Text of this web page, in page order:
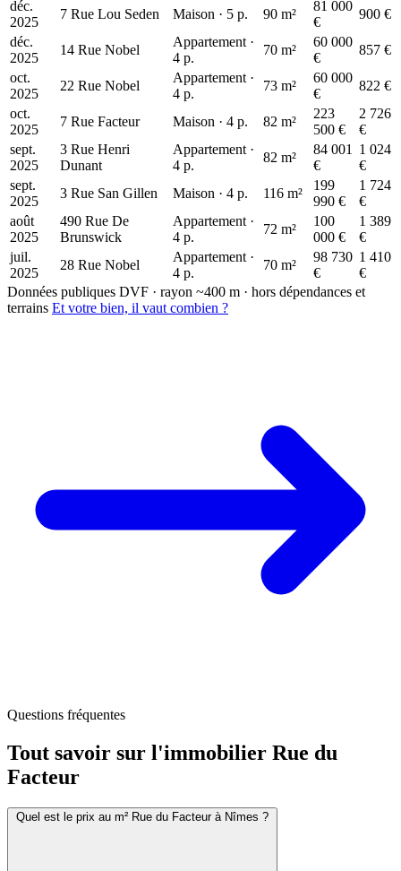
déc.
2025
7 Rue Lou Seden Maison · 5 p. 90 m²
81 000
€
900 €
déc.
2025
14 Rue Nobel
Appartement ·
4 p.
70 m²
60 000
€
857 €
oct.
2025
22 Rue Nobel
Appartement ·
4 p.
73 m²
60 000
€
822 €
oct.
2025
7 Rue Facteur Maison · 4 p. 82 m²
223
500 €
2 726
€
sept.
2025
3 Rue Henri
Dunant
Appartement ·
4 p.
82 m²
84 001
€
1 024
€
sept.
2025
3 Rue San Gillen Maison · 4 p. 116 m²
199
990 €
1 724
€
août
2025
490 Rue De
Brunswick
Appartement ·
4 p.
72 m²
100
000 €
1 389
€
juil.
2025
28 Rue Nobel
Appartement ·
4 p.
70 m²
98 730
€
1 410
€
Données publiques DVF · rayon ~400 m · hors dépendances et
terrains Et votre bien, il vaut combien ?
Questions fréquentes
Tout savoir sur l'immobilier Rue du
Facteur
Quel est le prix au m² Rue du Facteur à Nîmes ?